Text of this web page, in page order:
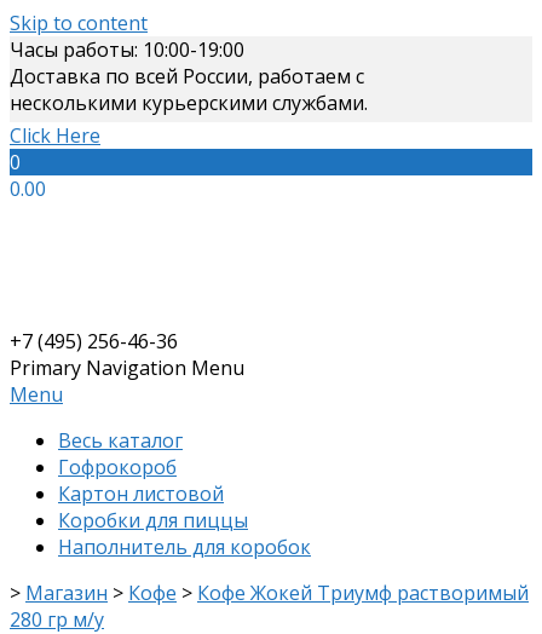
Skip to content
Часы работы: 10:00-19:00
Доставка по всей России, работаем с
несколькими курьерскими службами.
Click Here
0
0.00
+7 (495) 256-46-36
Primary Navigation Menu
Menu
Весь каталог
Гофрокороб
Картон листовой
Коробки для пиццы
Наполнитель для коробок
> Магазин > Кофе > Кофе Жокей Триумф растворимый
280 гр м/у